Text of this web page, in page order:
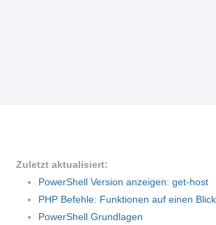
Zuletzt aktualisiert:
PowerShell Version anzeigen: get-host
PHP Befehle: Funktionen auf einen Blick
PowerShell Grundlagen